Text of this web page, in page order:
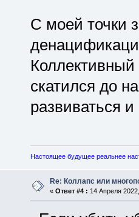
С моей точки
скатился до
развиваться
Настоящее будущее реальнее
Re: Коллапс или
« Ответ #4 : 14 Апреля